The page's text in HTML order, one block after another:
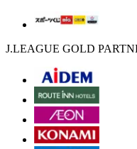
J.LEAGUE GOLD